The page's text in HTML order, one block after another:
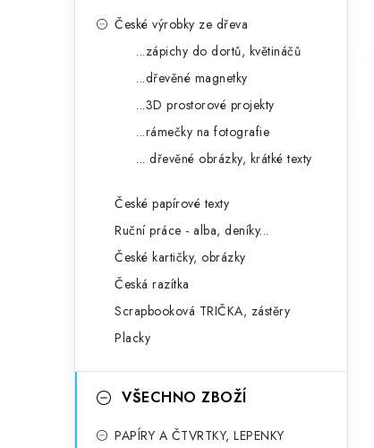
České výrobky ze dřeva
...zápichy do dortů, květináčů
...dřevěné magnetky
...3D prostorové projekty
...rámečky na fotografie
... dřevěné obrázky, krátké texty
České papírové texty
Ruční práce - alba, deníky...
České kartičky, obrázky
Česká razítka
Scrapbooková TRIČKA, zástěry
Placky
VŠECHNO ZBOŽÍ
PAPÍRY A ČTVRTKY, LEPENKY